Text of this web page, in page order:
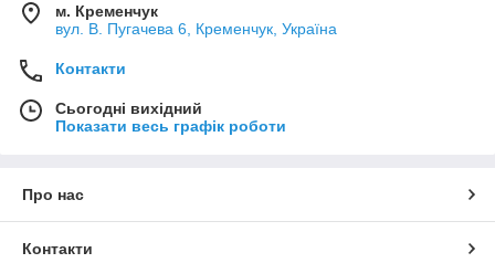
м. Кременчук
вул. В. Пугачева 6, Кременчук, Україна
Контакти
Сьогодні вихідний
Показати весь графік роботи
Про нас
Контакти